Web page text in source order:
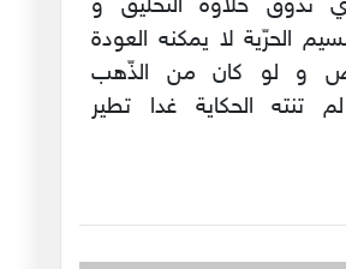
تذوّق حلاوة التحليق و
الحرّية لا يمكنه العودة
و لو كان من الذّهب
تنته الحكاية غدا تطير